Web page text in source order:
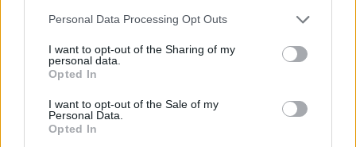
Personal Data Processing Opt Outs
I want to opt-out of the Sharing of my
personal data.
Opted In
I want to opt-out of the Sale of my
Personal Data.
Opted In
διοικητικό και λειτουργικό κόστος.
Παράλληλα, πέραν της εξέλιξης του
εξάμηνο του 2025, με την ολοκλήρωση της
κατασκευής του διεθνούς logistics center της